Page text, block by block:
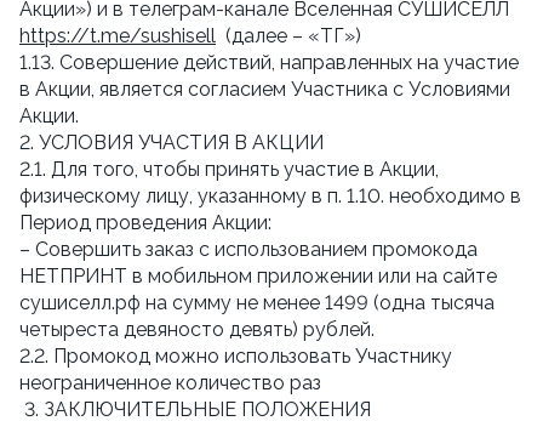
Акции») и в телеграм-канале Вселенная СУШИСЕЛЛ
https://t.me/sushisell (далее – «ТГ»)
1.13. Совершение действий, направленных на участие
в Акции, является согласием Участника с Условиями
Акции.
2. УСЛОВИЯ УЧАСТИЯ В АКЦИИ
2.1. Для того, чтобы принять участие в Акции,
физическому лицу, указанному в п. 1.10. необходимо в
Период проведения Акции:
– Совершить заказ с использованием промокода
НЕТПРИНТ в мобильном приложении или на сайте
сушиселл.рф на сумму не менее 1499 (одна тысяча
четыреста девяносто девять) рублей.
2.2. Промокод можно использовать Участнику
неограниченное количество раз
3. ЗАКЛЮЧИТЕЛЬНЫЕ ПОЛОЖЕНИЯ